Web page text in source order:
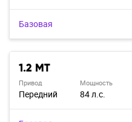
Базовая
1.2 MT
Привод
Передний
Мощность
84 л.с.